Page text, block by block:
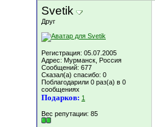
Svetik
Друг
Регистрация: 05.07.2005
Адрес: Мурманск, Россия
Сообщений: 677
Сказал(а) спасибо: 0
Поблагодарили 0 раз(а) в 0
сообщениях
Подарков: 1
Вес репутации: 85